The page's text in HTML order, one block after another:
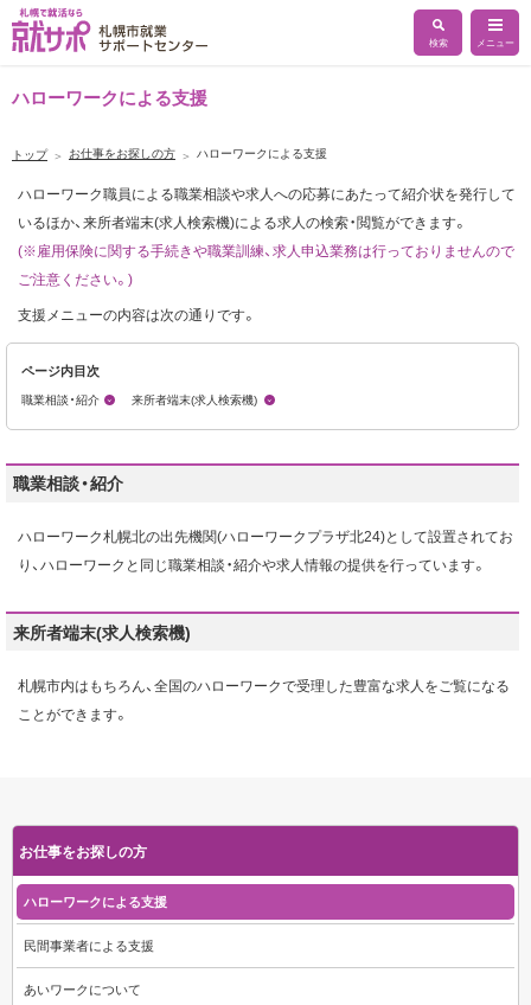
検索 メニュー
センター内マップ
各種相談コーナー
民間事業者による支援
あいワークについて
求職登録申込フォーム
高齢者雇用について
高齢者雇用の優良事例紹介
イベント一覧
セミナー申し込みフォーム
ハローワークによる支援
トップ お仕事をお探しの方 ハローワークによる支援
ハローワーク職員による職業相談や求人への応募にあたって紹介状を発行して
いるほか、来所者端末(求人検索機)による求人の検索・閲覧ができます。
(※雇用保険に関する手続きや職業訓練、求人申込業務は行っておりませんので
ご注意ください。)
支援メニューの内容は次の通りです。
ページ内目次
職業相談・紹介 来所者端末(求人検索機)
職業相談・紹介
ハローワーク札幌北の出先機関(ハローワークプラザ北24)として設置されてお
り、ハローワークと同じ職業相談・紹介や求人情報の提供を行っています。
来所者端末(求人検索機)
札幌市内はもちろん、全国のハローワークで受理した豊富な求人をご覧になる
ことができます。
お仕事をお探しの方
ハローワークによる支援
民間事業者による支援
あいワークについて